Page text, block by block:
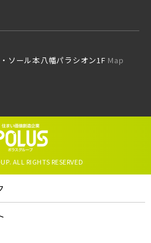
ソール本八幡パラシオン1F Map
ALL RIGHTS RESERVED